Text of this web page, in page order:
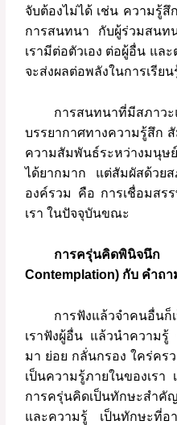
จับต้องไม่ได้ เช่น ความรู้สึ
การสนทนา
กับผู้ร่วมสนท
เรามีต่อตัวเอง ต่อผู้อื่น และ
จะส่งผลต่อพลังในการเรียน
การสนทนาที่มีสภาว
บรรยากาศทางความรู้สึก
ความสัมพันธ์ระหว่างมนุษย์
ได้ยากมาก
แต่สัมผัสด้วยส
องค์รวม
คือ การเชื่อมสร
เรา ในปัจจุบันขณะ
การครุ่นคิดพินิจนึก
Contemplation) กับ คำถา
การฟังแล้วจำคนอื่น
เราฟังผู้อื่น แล้วนำความรู้
มา ย่อย กลั่นกรอง ใคร่คร
เป็นความรู้ภายในของเรา
การครุ่นคิดเป็นทักษะสำคัญ
และความรู้
เป็นทักษะที่อ